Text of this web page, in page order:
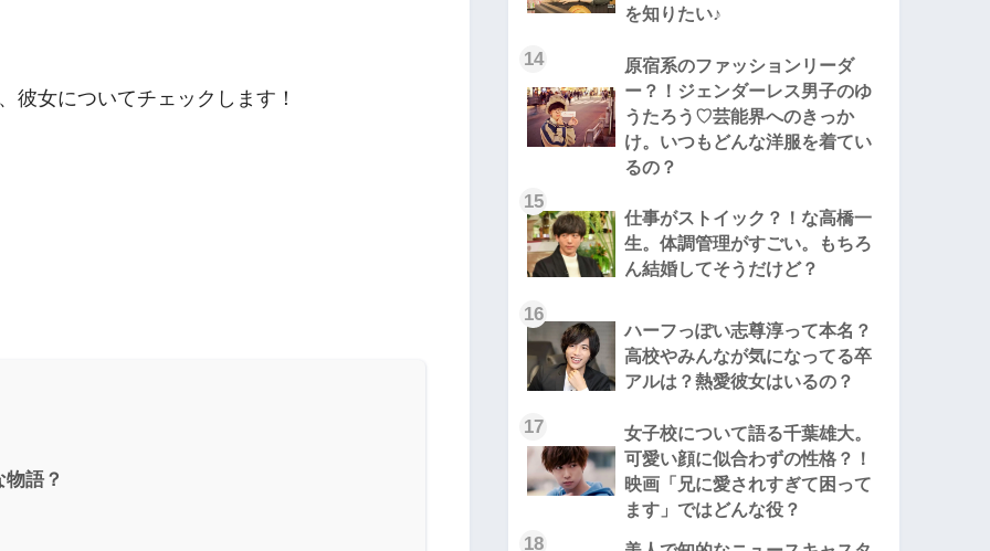
彼女についてチェックします！
語？
を知りたい♪
14
原宿系のファッションリーダ
ー？！ジェンダーレス男子のゆ
うたろう♡芸能界へのきっか
け。いつもどんな洋服を着てい
るの？
15
仕事がストイック？！な高橋一
生。体調管理がすごい。もちろ
ん結婚してそうだけど？
16
ハーフっぽい志尊淳って本名？
高校やみんなが気になってる卒
アルは？熱愛彼女はいるの？
17
女子校について語る千葉雄大。
可愛い顔に似合わずの性格？！
映画「兄に愛されすぎて困って
ます」ではどんな役？
18